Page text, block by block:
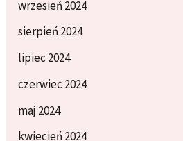
wrzesień 2024
sierpień 2024
lipiec 2024
czerwiec 2024
maj 2024
kwiecień 2024